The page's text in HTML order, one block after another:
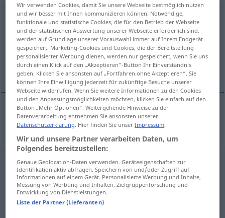
importowy
Übersicht aller Übersetzungen
(Für mehr Details die Übersetzung anklicken/antippen)
Import-
Import- importowy
Wir verwenden Cookies, damit Sie unsere Webseite bestmöglich nutzen
und wir besser mit Ihnen kommunizieren können. Notwendige,
funktionale und statistische Cookies, die für den Betrieb der Webseite
und der statistischen Auswertung unserer Webseite erforderlich sind,
werden auf Grundlage unserer Vorauswahl immer auf Ihrem Endgerät
gespeichert. Marketing-Cookies und Cookies, die der Bereitstellung
personalisierter Werbung dienen, werden nur gespeichert, wenn Sie uns
durch einen Klick auf den „Akzeptieren“-Button Ihr Einverständnis
geben. Klicken Sie ansonsten auf „Fortfahren ohne Akzeptieren“. Sie
können Ihre Einwilligung jederzeit für zukünftige Besuche unserer
Webseite widerrufen. Wenn Sie weitere Informationen zu den Cookies
und den Anpassungsmöglichkeiten möchten, klicken Sie einfach auf den
Button „Mehr Optionen“. Weitergehende Hinweise zu der
Datenverarbeitung entnehmen Sie ansonsten unserer
Datenschutzerklärung. Hier finden Sie unserImpressum.
Wir und unsere Partner verarbeiten Daten, um
Folgendes bereitzustellen:
Genaue Geolocation-Daten verwenden. Geräteeigenschaften zur
Identifikation aktiv abfragen. Speichern von und/oder Zugriff auf
Informationen auf einem Gerät. Personalisierte Werbung und Inhalte,
Messung von Werbung und Inhalten, Zielgruppenforschung und
Entwicklung von Dienstleistungen.
Liste der Partner (Lieferanten)